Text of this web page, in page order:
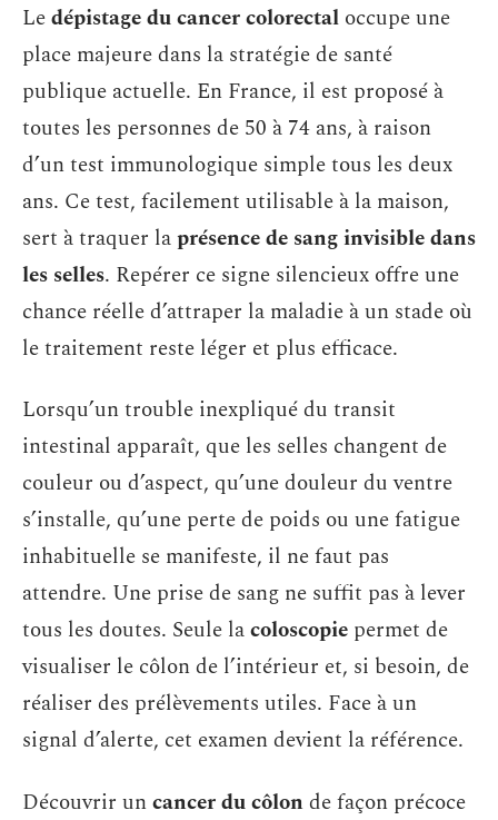
Ledépistage du cancer colorectal occupe une
place majeure dans la stratégie de santé
publique actuelle. En France, il est proposé à
toutes les personnes de 50 à 74 ans, à raison
d’un test immunologique simple tous les deux
ans. Ce test, facilement utilisable à la maison,
sert à traquer laprésence de sang invisible dans
les selles. Repérer ce signe silencieux offre une
chance réelle d’attraper la maladie à un stade où
le traitement reste léger et plus efficace.
Lorsqu’un trouble inexpliqué du transit
intestinal apparaît, que les selles changent de
couleur ou d’aspect, qu’une douleur du ventre
s’installe, qu’une perte de poids ou une fatigue
inhabituelle se manifeste, il ne faut pas
attendre. Une prise de sang ne suffit pas à lever
tous les doutes. Seule lacoloscopie permet de
visualiser le côlon de l’intérieur et, si besoin, de
réaliser des prélèvements utiles. Face à un
signal d’alerte, cet examen devient la référence.
Découvrir uncancer du côlonde façon précoce